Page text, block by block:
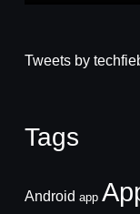
Tweets by
Tags
Android app